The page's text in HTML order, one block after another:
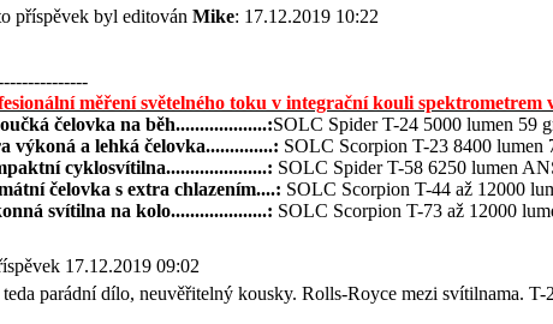
příspěvek byl editován Mike: 17.12.2019 10:22
měření světelného toku v integrační kouli
čelovka na běh...................:SOLC Spider T-24 5000 lumen 59
výkoná a lehká čelovka..............: SOLC Scorpion T-23 8400 lumen
cyklosvítilna.....................: SOLC Spider T-58 6250 lumen
čelovka s extra chlazením....: SOLC Scorpion T-44 až 12000
svítilna na kolo....................: SOLC Scorpion T-73 až 12000
17.12.2019 09:02
parádní dílo, neuvěřitelný kousky. Rolls-Royce mezi svítilnama.